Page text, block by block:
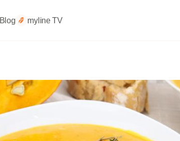
Blog myline TV